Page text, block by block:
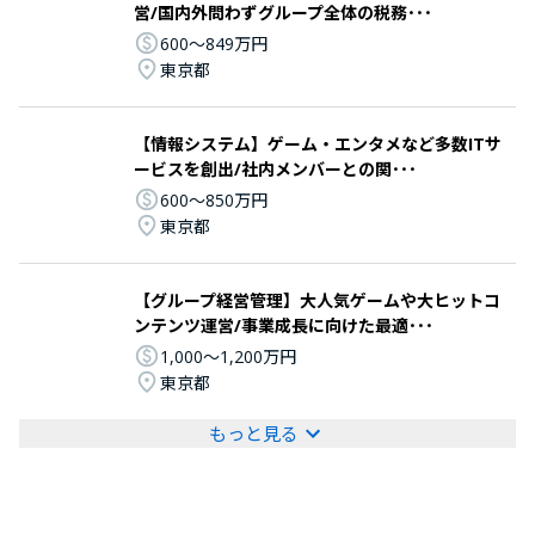
営/国内外問わずグループ全体の税務･･･
600〜849万円
東京都
【情報システム】ゲーム・エンタメなど多数ITサ
ービスを創出/社内メンバーとの関･･･
600〜850万円
東京都
【グループ経営管理】大人気ゲームや大ヒットコ
ンテンツ運営/事業成長に向けた最適･･･
1,000〜1,200万円
東京都
もっと見る